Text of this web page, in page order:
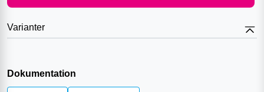
Varianter
Dokumentation